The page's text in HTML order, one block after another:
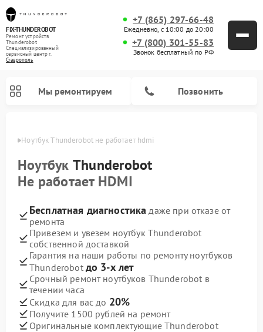
FIX-THUNDEROBOT
Ремонт устройств
Thunderobot
Специализированный
cервисный центр г.
Ставрополь
+7 (865) 297-66-48
Ежедневно, с 10:00 до 20:00
+7 (800) 301-55-83
Звонок бесплатный по РФ
Мы ремонтируем Позвонить
Ноутбук Thunderobot не работает hdmi
Ноутбук Thunderobot
Не работает HDMI
Бесплатная диагностика даже при отказе от
ремонта
Привезем и увезем ноутбук Thunderobot
собственной доставкой
Гарантия на наши работы по ремонту ноутбуков
Thunderobot до 3-х лет
Срочный ремонт ноутбуков Thunderobot в
течении часа
Скидка для вас до 20%
Получите 1500 рублей на ремонт
Оригинальные комплектующие Thunderobot